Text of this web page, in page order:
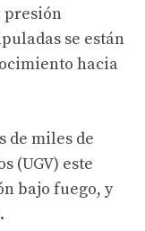
presión
se están
hacia
de miles de
(UGV) este
bajo fuego, y